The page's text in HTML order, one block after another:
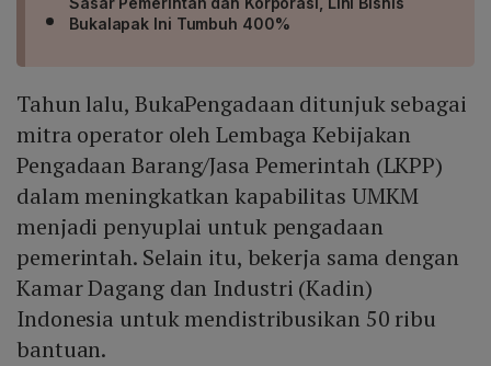
Bukalapak Ini Tumbuh 400%
Tahun lalu, BukaPengadaan ditunjuk sebagai
mitra operator oleh Lembaga Kebijakan
Pengadaan Barang/Jasa Pemerintah (LKPP)
dalam meningkatkan kapabilitas UMKM
menjadi penyuplai untuk pengadaan
pemerintah. Selain itu, bekerja sama dengan
Kamar Dagang dan Industri (Kadin)
Indonesia untuk mendistribusikan 50 ribu
bantuan.